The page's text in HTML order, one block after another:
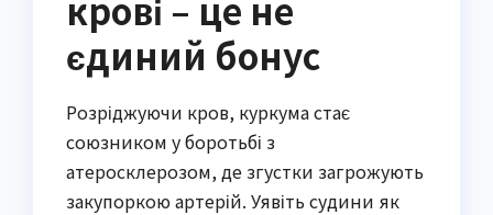
єдиний бонус
Розріджуючи кров, куркума стає
союзником у боротьбі з
атеросклерозом, де згустки загрожують
закупоркою артерій. Уявіть судини як